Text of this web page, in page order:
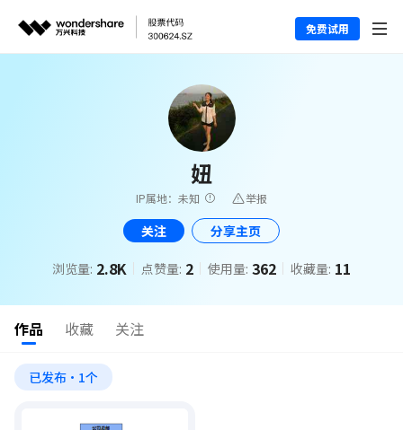
免费试用
妞
IP属地：未知 举报
关注 分享主页
浏览量: 2.8K 点赞量: 2 使用量: 362 收藏量: 11
作品 收藏 关注
已发布·1个